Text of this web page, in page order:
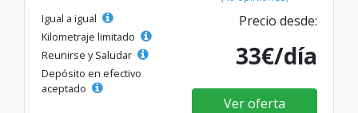
Igual a igual
Kilometraje limitado
Reunirse y Saludar
Depósito en efectivo
aceptado
Precio desde:
33€/día
Ver oferta